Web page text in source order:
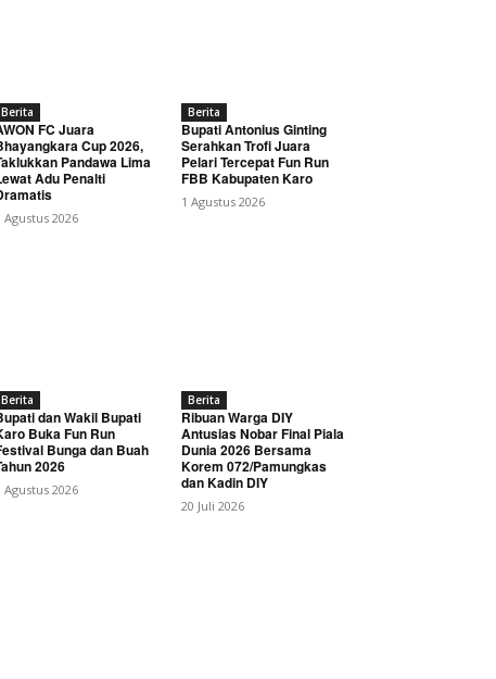
Berita
FC Juara
Cup 2026,
Pandawa Lima
Adu Penalti
Agustus 2026
Berita
Bupati Antonius Ginting
Serahkan Trofi Juara
Pelari Tercepat Fun Run
FBB Kabupaten Karo
1 Agustus 2026
Berita
dan Wakil Bupati
Buka Fun Run
Bunga dan Buah
2026
Agustus 2026
Berita
Ribuan Warga DIY
Antusias Nobar Final Piala
Dunia 2026 Bersama
Korem 072/Pamungkas
dan Kadin DIY
20 Juli 2026